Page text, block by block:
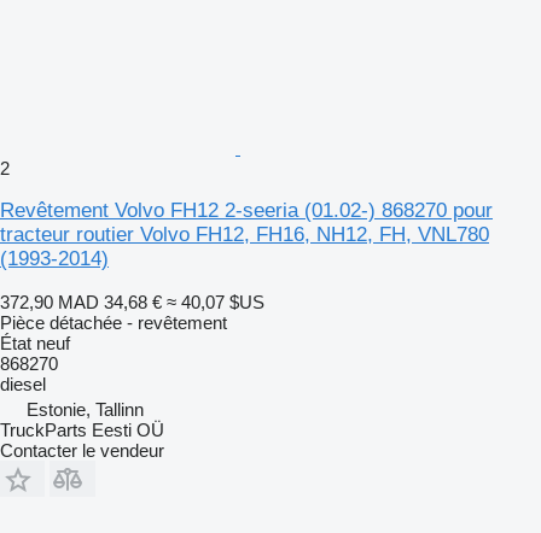
2
Revêtement Volvo FH12 2-seeria (01.02-) 868270 pour
tracteur routier Volvo FH12, FH16, NH12, FH, VNL780
(1993-2014)
372,90 MAD 34,68 € ≈ 40,07 $US
Pièce détachée - revêtement
État neuf
868270
diesel
Estonie, Tallinn
TruckParts Eesti OÜ
Contacter le vendeur